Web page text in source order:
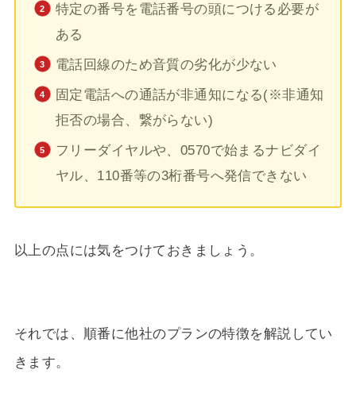
特定の番号を電話番号の頭につける必要が
ある
電話回線のため音質の劣化が少ない
固定電話への通話が非通知になる(※非通知
拒否の場合、繋がらない)
フリーダイヤルや、0570で始まるナビダイ
ヤル、110番等の3桁番号へ発信できない
以上の点には気をつけておきましょう。
それでは、順番に他社のプランの特徴を解説してい
きます。